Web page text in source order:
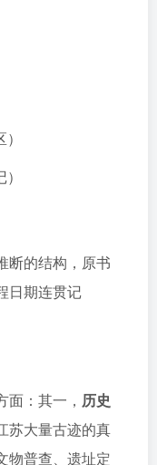
断的结构，原书
日期连贯记
：其一， 历史
苏大量古迹的真
物普查、遗址定